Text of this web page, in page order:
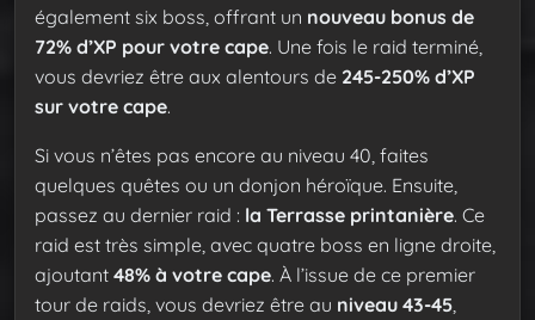
également six boss, offrant un nouveau bonus de
72% d’XP pour votre cape. Une fois le raid terminé,
vous devriez être aux alentours de 245-250% d’XP
sur votre cape.
Si vous n’êtes pas encore au niveau 40, faites
quelques quêtes ou un donjon héroïque. Ensuite,
passez au dernier raid : la Terrasse printanière. Ce
raid est très simple, avec quatre boss en ligne droite,
ajoutant 48% à votre cape. À l’issue de ce premier
tour de raids, vous devriez être au niveau 43-45